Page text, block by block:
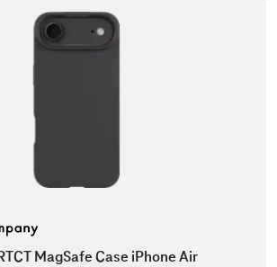
MagSafe Case iPhone Air